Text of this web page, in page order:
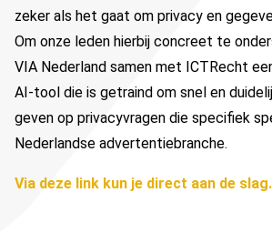
zeker als het gaat om privacy en
Om onze leden hierbij concreet te
VIA Nederland samen met ICTRecht
AI-tool die is getraind om snel en
geven op privacyvragen die specifiek
Nederlandse advertentiebranche.
Via deze link kun je direct aan de slag.